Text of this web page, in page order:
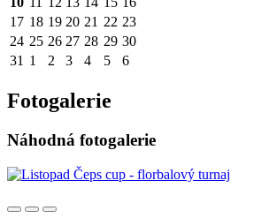
17 18 19 20 21 22 23
24 25 26 27 28 29 30
31 1 2 3 4 5 6
Fotogalerie
Náhodná fotogalerie